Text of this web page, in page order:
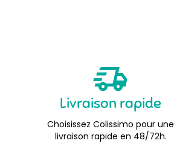
Livraison rapide
Choisissez Colissimo pour une
livraison rapide en 48/72h.